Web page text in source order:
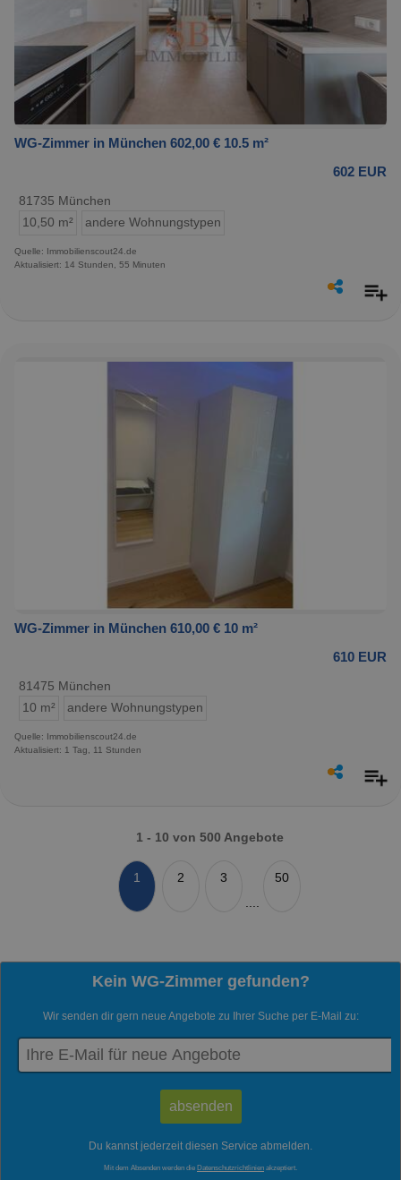
WG-Zimmer in München 602,00 € 10.5 m²
602 EUR
81735 München
10,50 m²
andere Wohnungstypen
Quelle: Immobilienscout24.de
Aktualisiert: 14 Stunden, 55 Minuten
WG-Zimmer in München 610,00 € 10 m²
610 EUR
81475 München
10 m²
andere Wohnungstypen
Quelle: Immobilienscout24.de
Aktualisiert: 1 Tag, 11 Stunden
1 - 10 von 500 Angebote
1 2
3
50
Kein WG-Zimmer gefunden?
Wir senden dir gern neue Angebote zu Ihrer Suche per E-Mail zu:
Du kannst jederzeit diesen Service abmelden.
Mit dem Absenden werden die Datenschutzrichtlinien akzeptiert.